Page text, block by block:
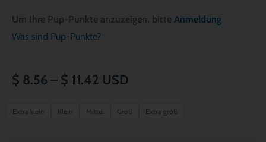
Anmeldung
Was sind Pup-Punkte?
$ 8.56 – $ 11.42 Preisspanne:
USD
Extra klein Klein Mittel Groß Extra groß
Born